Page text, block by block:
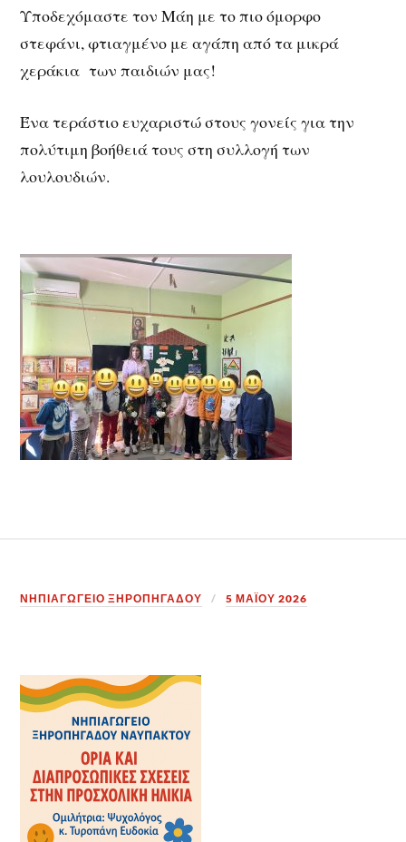
Υποδεχόμαστε τον Μάη με το πιο όμορφο
στεφάνι, φτιαγμένο με αγάπη από τα μικρά
χεράκια των παιδιών μας!
Ένα τεράστιο ευχαριστώ στους γονείς για την
πολύτιμη βοήθειά τους στη συλλογή των
λουλουδιών.
ΝΗΠΙΑΓΩΓΕΙΟ ΞΗΡΟΠΗΓΑΔΟΥ 5 ΜΑΪ́ΟΥ 2026